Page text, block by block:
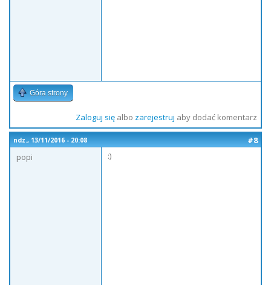
Góra strony
Zaloguj sięalbo zarejestruj aby dodać komentarz
ndz., 13/11/2016 - 20:08
#8
popi
:)